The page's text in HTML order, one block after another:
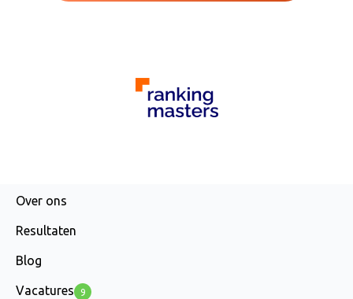
Over ons
Resultaten
Blog
Vacatures 9